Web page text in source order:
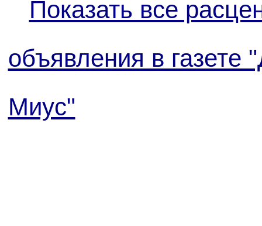
Показать все
объявления в газете
Миус"